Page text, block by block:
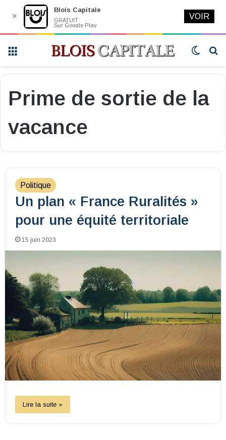
Switch
Prime de sortie de la
vacance
Politique
Un plan « France Ruralités »
pour une équité territoriale
15 juin 2023
Lire la suite »
✕
Blois Capitale
GRATUIT
Sur Google Play
VOIR